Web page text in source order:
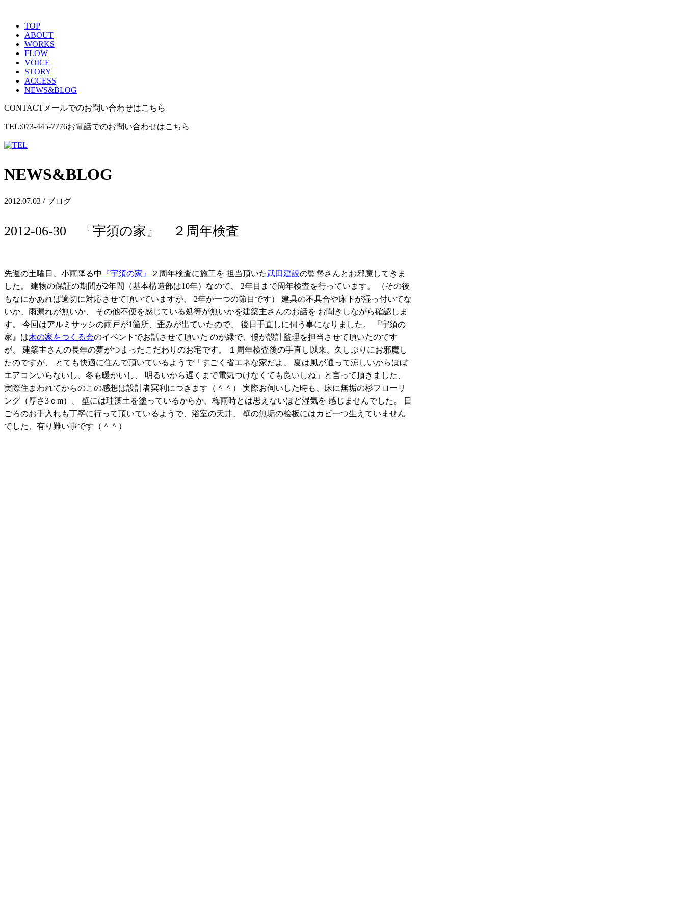
TOP
ABOUT
WORKS
FLOW
VOICE
STORY
ACCESS
NEWS&BLOG
CONTACT メールでのお問い合わせはこちら
TEL:073-445-7776お電話でのお問い合わせはこちら
NEWS&BLOG
2012.07.03 / ブログ
2012-06-30 『宇須の家』 ２周年検査
先週の土曜日、小雨降る中 『宇須の家』 ２周年検査に施工を 担当頂いた武田建設の監督さんとお邪魔してきま
した。 建物の保証の期間が2年間（基本構造部は10年）なので、 2年目まで周年検査を行っています。 （その後
もなにかあれば適切に対応させて頂いていますが、 2年が一つの節目です） 建具の不具合や床下が湿っ付いてな
いか、雨漏れが無いか、 その他不便を感じている処等が無いかを建築主さんのお話を お聞きしながら確認しま
す。 今回はアルミサッシの雨戸が1箇所、歪みが出ていたので、 後日手直しに伺う事になりました。 『宇須の
家』は木の家をつくる会のイベントでお話させて頂いた のが縁で、僕が設計監理を担当させて頂いたのです
が、 建築主さんの長年の夢がつまったこだわりのお宅です。 １周年検査後の手直し以来、久しぶりにお邪魔し
たのですが、 とても快適に住んで頂いているようで「すごく省エネな家だよ、 夏は風が通って涼しいからほぼ
エアコンいらないし、冬も暖かいし、 明るいから遅くまで電気つけなくても良いしね」と言って頂きました、
実際住まわれてからのこの感想は設計者冥利につきます（＾＾） 実際お伺いした時も、床に無垢の杉フローリ
ング（厚さ3ｃm）、 壁には珪藻土を塗っているからか、梅雨時とは思えないほど湿気を 感じませんでした。 日
ごろのお手入れも丁寧に行って頂いているようで、浴室の天井、 壁の無垢の桧板にはカビ一つ生えていません
でした、有り難い事です（＾＾）